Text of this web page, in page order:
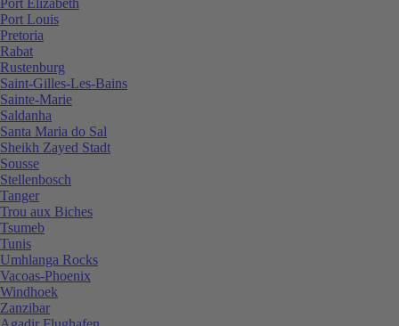
Port Louis
Pretoria
Rabat
Rustenburg
Saint-Gilles-Les-Bains
Sainte-Marie
Saldanha
Santa Maria do Sal
Sheikh Zayed Stadt
Sousse
Stellenbosch
Tanger
Trou aux Biches
Tsumeb
Tunis
Umhlanga Rocks
Vacoas-Phoenix
Windhoek
Zanzibar